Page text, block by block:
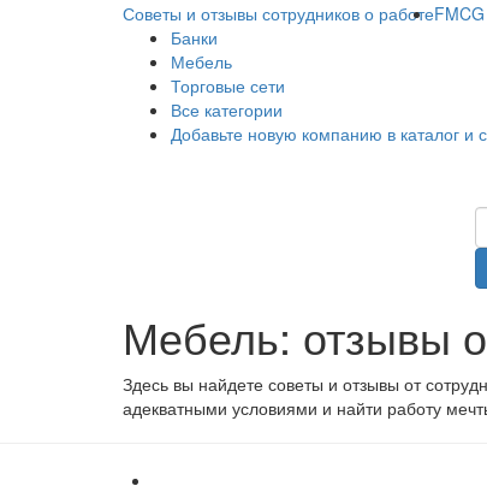
Советы и отзывы сотрудников о работеFMCG
Банки
Мебель
Торговые сети
Все категории
Добавьте новую компанию в каталог и
Мебель: отзывы
Здесь вы найдете советы и отзывы от
адекватными условиями и найти работу